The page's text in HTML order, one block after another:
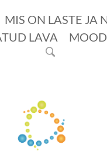
MIS ON LASTE JA
LAVA